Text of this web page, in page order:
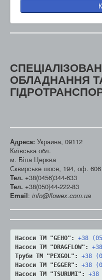
ОБЛАДНАННЯ
Адреса: Украина, 09112
Київська обл.
м. Біла Церква
Сквирське шосе, 194, оф. 606
Тел. +38(0456)344-633
Тел. +38(050)44-222-83
Email: info@flowex.com.ua
Насоси ТМ "GEHO":
+38
Насоси ТМ "DRAGFLOW":
Труби ТМ "PEXGOL":
+38
Насоси ТМ "EGGER":
+38
Насоси ТМ "TSURUMI":
+38